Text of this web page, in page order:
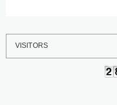
VISITORS